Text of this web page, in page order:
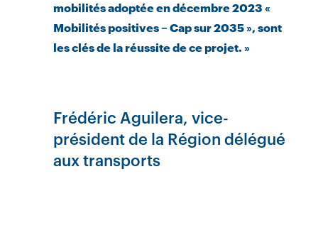
mobilités adoptée en décembre 2023 «
Mobilités positives – Cap sur 2035 », sont
les clés de la réussite de ce projet. »
Frédéric Aguilera, vice-
président de la Région délégué
aux transports